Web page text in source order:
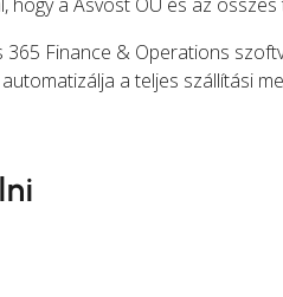
Finance & Operations
a teljes szállítási